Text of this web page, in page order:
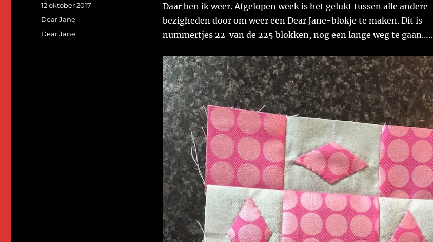
Daar ben ik weer. Afgelopen week is het gelukt tussen alle andere
bezigheden door om weer een Dear Jane-blokje te maken. Dit is
nummertjes 22 van de 225 blokken, nog een lange weg te gaan…..
Geplaatst
op
12 oktober 2017
Categorieën
Dear Jane
Tags
Dear Jane